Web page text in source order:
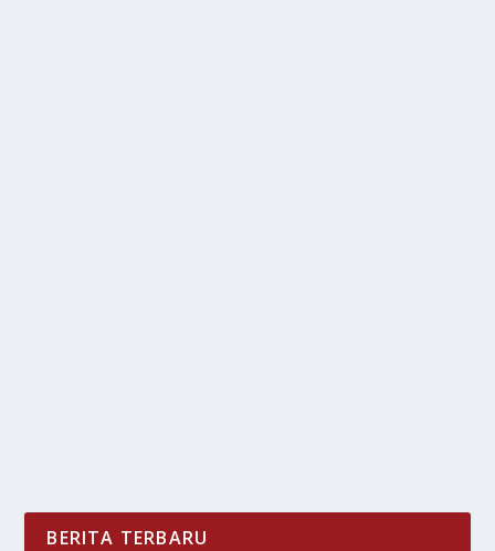
BERITA TERBARU